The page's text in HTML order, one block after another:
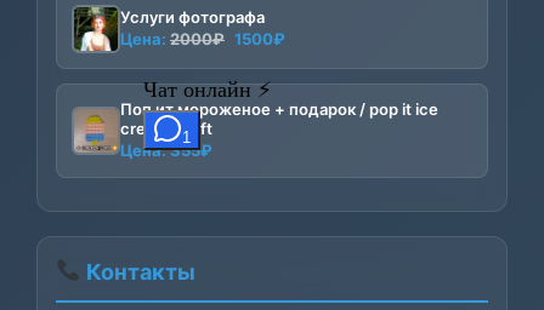
Услуги фотографа
Цена: 2000₽ Первоначальная
составляла
2000₽.
1500₽
1500₽.
Поп ит мороженое + подарок / pop it ice
cream + gift
Цена:355₽
Контакты